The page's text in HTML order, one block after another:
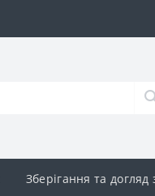
Зберігання та догляд